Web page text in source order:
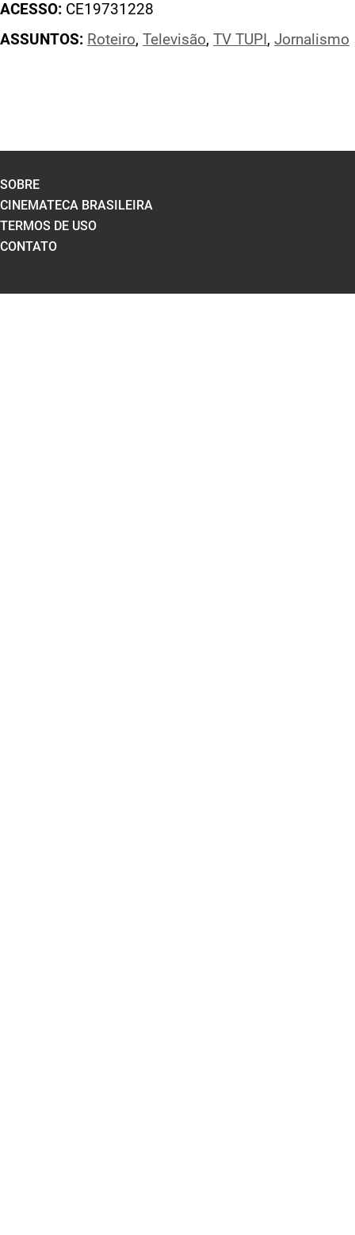
ACESSO: CE19731228
ASSUNTOS: Roteiro, Televisão, TV TUPI , Jornalismo
SOBRE
CINEMATECA BRASILEIRA
TERMOS DE USO
CONTATO